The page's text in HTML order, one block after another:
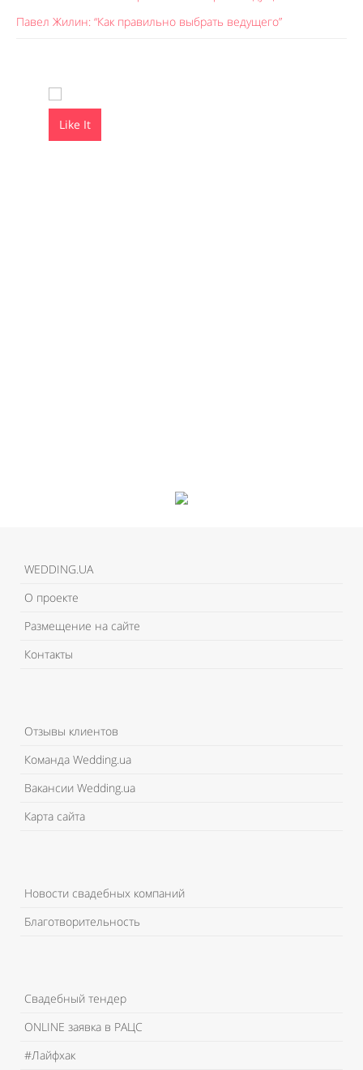
Павел Жилин: “Как правильно выбрать ведущего”
Like It
WEDDING.UA
О проекте
Размещение на сайте
Контакты
Отзывы клиентов
Команда Wedding.ua
Вакансии Wedding.ua
Карта сайта
Новости свадебных компаний
Благотворительность
Свадебный тендер
ONLINE заявка в РАЦС
#Лайфхак